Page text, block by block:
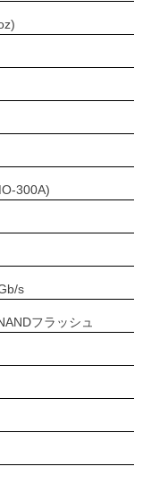
300A)
s
フラッシュ